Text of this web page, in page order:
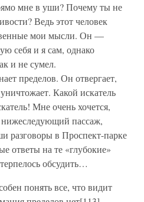
мне в уши? Почему ты не
Ведь этот человек
мои мысли. Он —
себя и я сам, однако
и не сумел.
пределов. Он отвергает,
Какой искатель
Мне очень хочется,
пассаж,
разговоры в Проспект-парке
ответы на те «глубокие»
обсудить…
понять все, что видит